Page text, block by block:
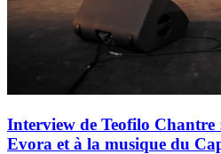
Interview de Teofilo Chantre
Evora et à la musique du